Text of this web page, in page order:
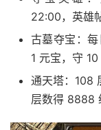
22:00，英雄
古墓夺宝：
1 元宝，守 10
通天塔：108
层数得 8888